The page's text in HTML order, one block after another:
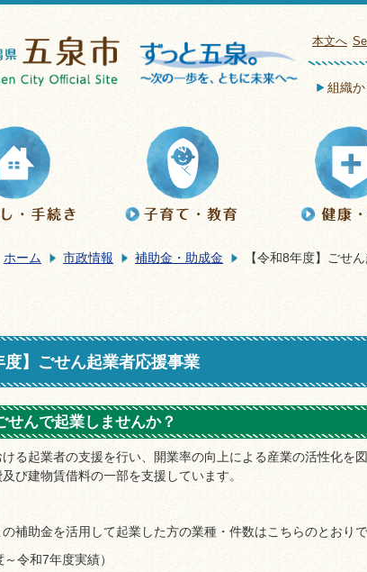
本文へ
組織
ホーム 市政情報 補助金・助成金 【令和8年度】ごせ
度】ごせん起業者応援事業
せんで起業しませんか？
る起業者の支援を行い、開業率の向上による産業の活性化を
び建物賃借料の一部を支援しています。
補助金を活用して起業した方の業種・件数はこちらのとおりで
～令和7年度実績）